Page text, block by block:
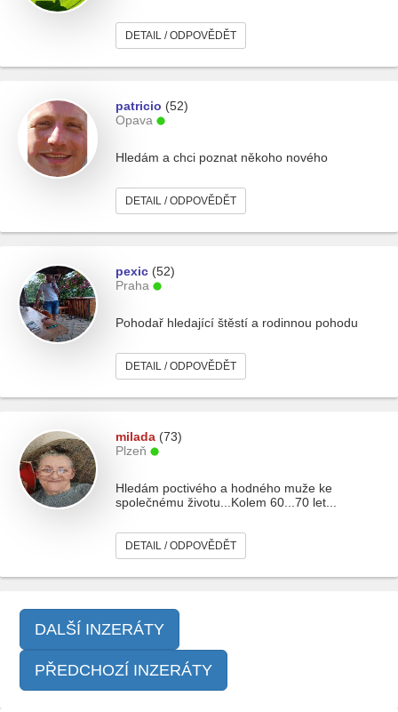
DETAIL / ODPOVĚDĚT
patricio (52)
Opava
Hledám a chci poznat někoho nového
DETAIL / ODPOVĚDĚT
pexic (52)
Praha
Pohodař hledající štěstí a rodinnou pohodu
DETAIL / ODPOVĚDĚT
milada (73)
Plzeň
Hledám poctivého a hodného muže ke
společnému životu...Kolem 60...70 let...
DETAIL / ODPOVĚDĚT
DALŠÍ INZERÁTY
PŘEDCHOZÍ INZERÁTY